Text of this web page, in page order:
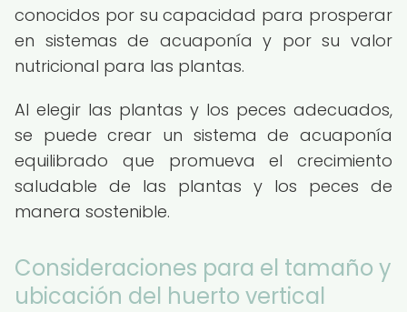
conocidos por su capacidad para prosperar
en sistemas de acuaponía y por su valor
nutricional para las plantas.
Al elegir las plantas y los peces adecuados,
se puede crear un sistema de acuaponía
equilibrado que promueva el crecimiento
saludable de las plantas y los peces de
manera sostenible.
Consideraciones para el tamaño y
ubicación del huerto vertical